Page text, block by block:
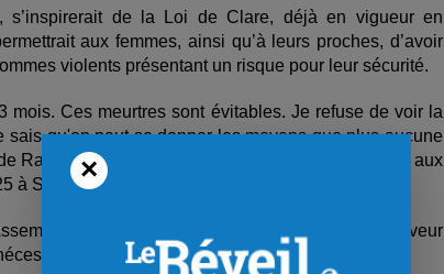
s’inspirerait de la Loi de Clare, déjà en vigueur en
aux femmes, ainsi qu’à leurs proches, d’avoir
violents présentant un risque pour leur sécurité.
Ces meurtres sont évitables. Je refuse de voir la
qu'on peut se donner les moyens que plus aucune
Rachel Renaud, la sœur de Gabie Renaud, morte aux
à Saint-Jérôme.
nationale du Québec ont déjà voté en faveur
d’adopter une loi de ce type.
×